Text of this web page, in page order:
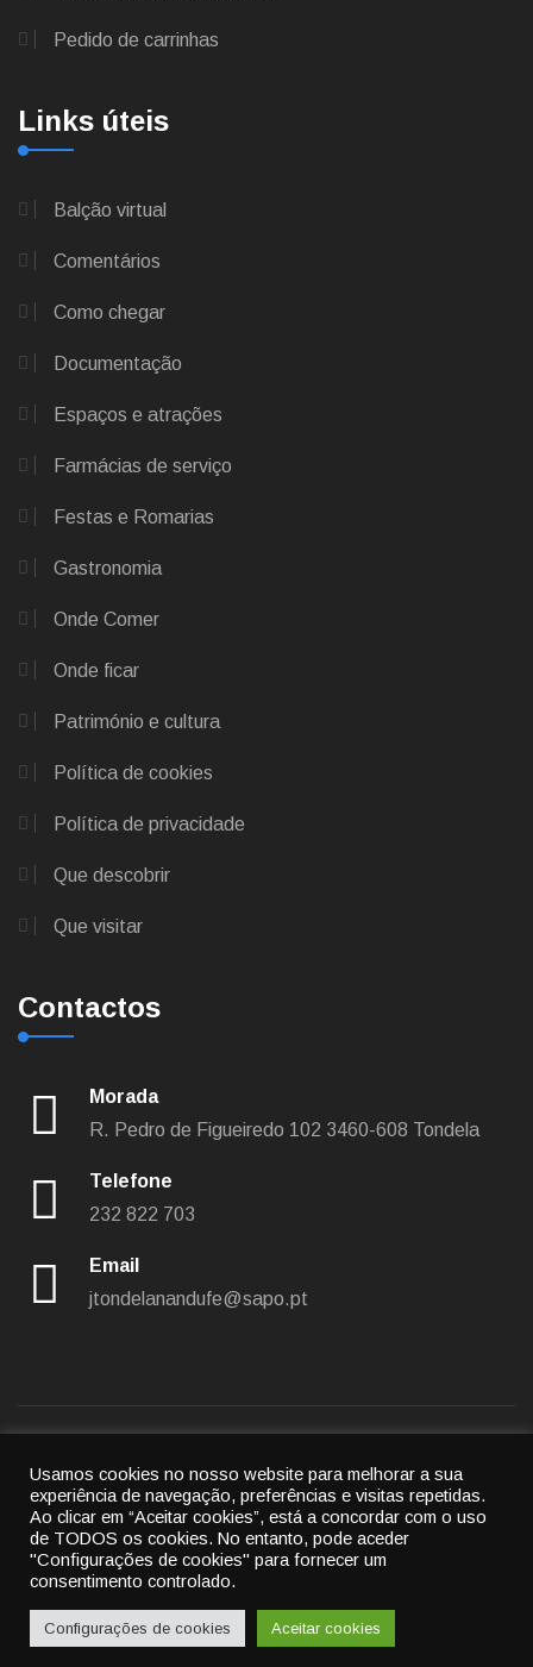
Pedido de carrinhas
Links úteis
Balção virtual
Comentários
Como chegar
Documentação
Espaços e atrações
Farmácias de serviço
Festas e Romarias
Gastronomia
Onde Comer
Onde ficar
Património e cultura
Política de cookies
Política de privacidade
Que descobrir
Que visitar
Contactos
Morada
R. Pedro de Figueiredo 102 3460-608 Tondela
Telefone
232 822 703
Email
jtondelanandufe@sapo.pt
Política de privacidade|Política de cookies
© 2022 União das freguesias de Tondela e Nandufe
All rights reserved.
By
Cubic Atrium
Usamos cookies no nosso website para melhorar a sua
experiência de navegação, preferências e visitas repetidas.
Ao clicar em “Aceitar cookies”, está a concordar com o uso
de TODOS os cookies. No entanto, pode aceder
"Configurações de cookies" para fornecer um
consentimento controlado.
Configurações de cookies Aceitar cookies